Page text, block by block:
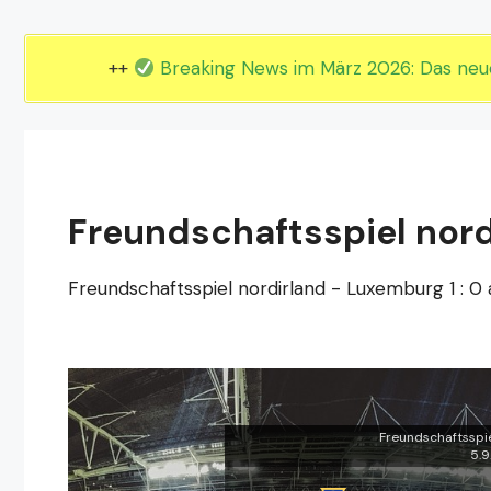
++ Breaking News im März 2026: Das
Freundschaftsspiel
Freundschaftsspiel nordirland - Luxemburg 1 : 0